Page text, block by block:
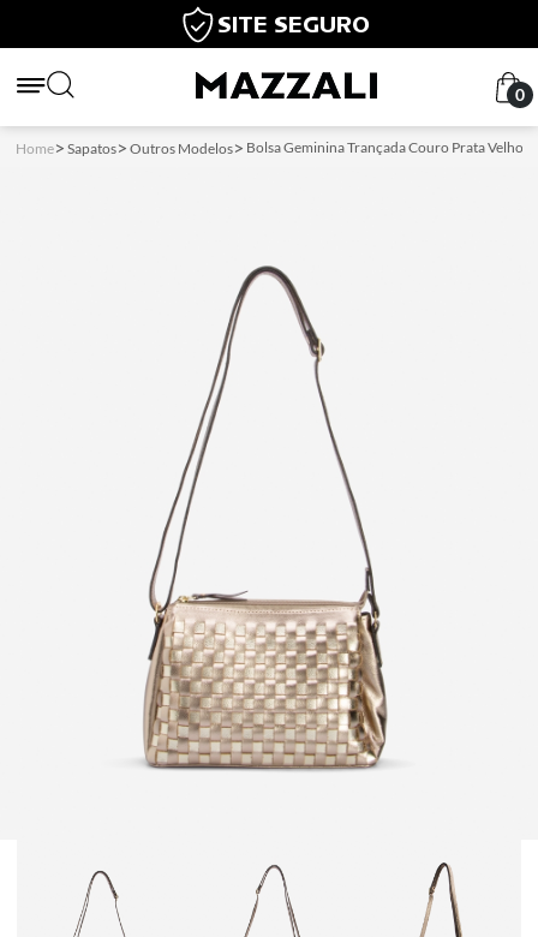
SITE SEGURO
0
Home Sapatos Outros Modelos Bolsa Geminina Trançada Couro Prata Velho